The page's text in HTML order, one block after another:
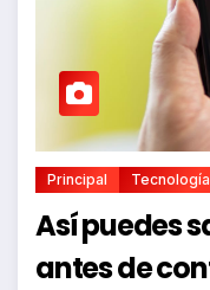
Principal Tecnología
Así puedes
antes de